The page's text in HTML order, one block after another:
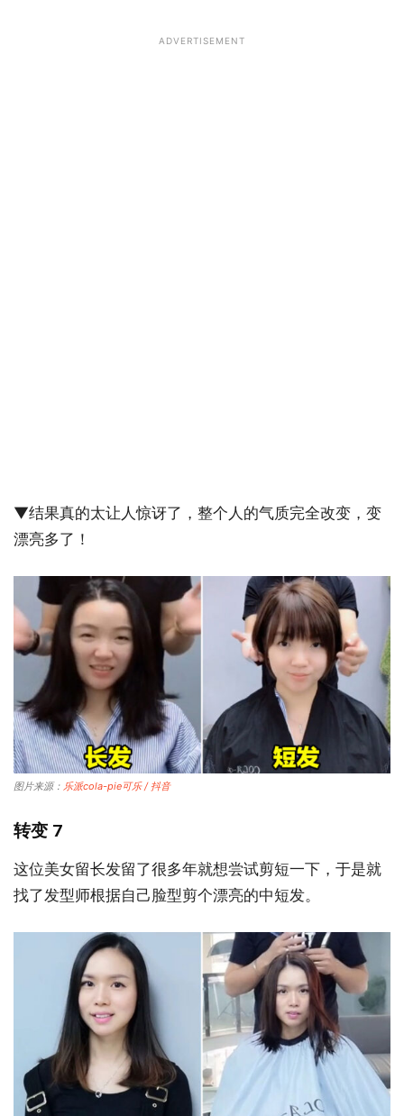
ADVERTISEMENT
▼结果真的太让人惊讶了，整个人的气质完全改变，变
漂亮多了！
图片来源： 乐派cola-pie可乐 / 抖音
转变 7
这位美女留长发留了很多年就想尝试剪短一下，于是就
找了发型师根据自己脸型剪个漂亮的中短发。